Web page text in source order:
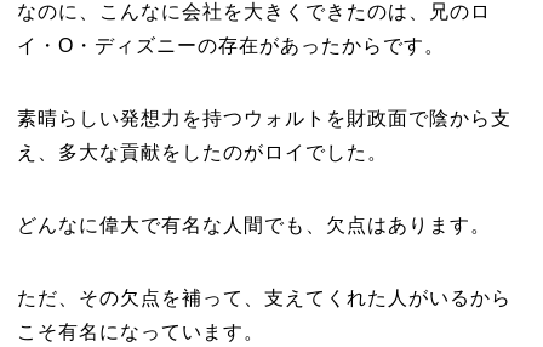
なのに、こんなに会社を大きくできたのは、兄のロ
イ・O・ディズニーの存在があったからです。
素晴らしい発想力を持つウォルトを財政面で陰から支
え、多大な貢献をしたのがロイでした。
どんなに偉大で有名な人間でも、欠点はあります。
ただ、その欠点を補って、支えてくれた人がいるから
こそ有名になっています。